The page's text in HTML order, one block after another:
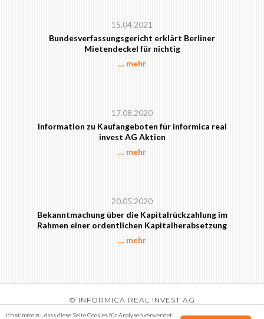
15.04.2021
Bundesverfassungsgericht erklärt Berliner
Mietendeckel für nichtig
… mehr
17.08.2020
Information zu Kaufangeboten für informica real
invest AG Aktien
… mehr
20.05.2020
Bekanntmachung über die Kapitalrückzahlung im
Rahmen einer ordentlichen Kapitalherabsetzung
… mehr
© INFORMICA REAL INVEST AG
KONTAKT
DATENSCHUTZ RECHTLICHE HINWEISE
Ich stimme zu, dass diese Seite Cookies für Analysen verwendet